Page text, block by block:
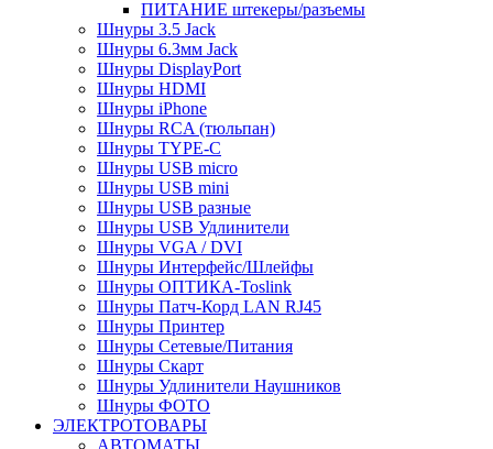
ПИТАНИЕ штекеры/разъемы
Шнуры 3.5 Jack
Шнуры 6.3мм Jack
Шнуры DisplayPort
Шнуры HDMI
Шнуры iPhone
Шнуры RCA (тюльпан)
Шнуры TYPE-C
Шнуры USB micro
Шнуры USB mini
Шнуры USB разные
Шнуры USB Удлинители
Шнуры VGA / DVI
Шнуры Интерфейс/Шлейфы
Шнуры ОПТИКА-Toslink
Шнуры Патч-Корд LAN RJ45
Шнуры Принтер
Шнуры Сетевые/Питания
Шнуры Скарт
Шнуры Удлинители Наушников
Шнуры ФОТО
ЭЛЕКТРОТОВАРЫ
АВТОМАТЫ